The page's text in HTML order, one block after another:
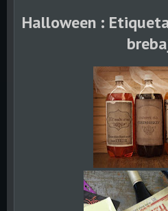
Halloween :